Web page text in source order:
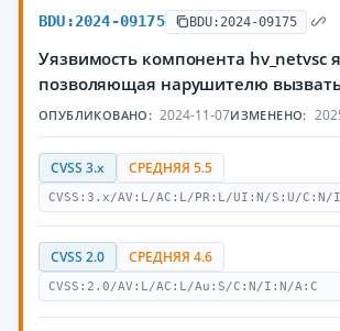
BDU:2024-09175 BDU:2024-09175
Уязвимость компонента hv_netvsc
позволяющая нарушителю
ОПУБЛИКОВАНО: 2024-11-07ИЗМЕНЕНО:
CVSS 3.x СРЕДНЯЯ 5.5
CVSS:3.x/AV:L/AC:L/PR:L/UI:N/S:U/C:N/
CVSS 2.0 СРЕДНЯЯ 4.6
CVSS:2.0/AV:L/AC:L/Au:S/C:N/I:N/A:C